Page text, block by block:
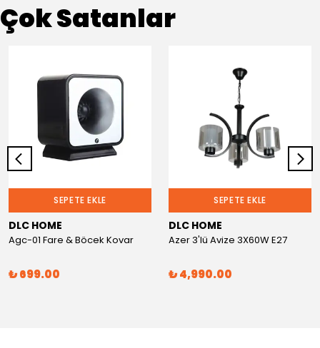
Çok Satanlar
SEPETE EKLE
DLC HOME
Agc-01 Fare & Böcek Kovar
₺ 699.00
SEPETE EKLE
DLC HOME
Azer 3'lü Avize 3X60W E27
₺ 4,990.00